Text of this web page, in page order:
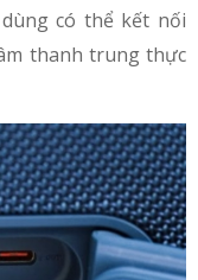
có thể kết nối
thanh trung thực